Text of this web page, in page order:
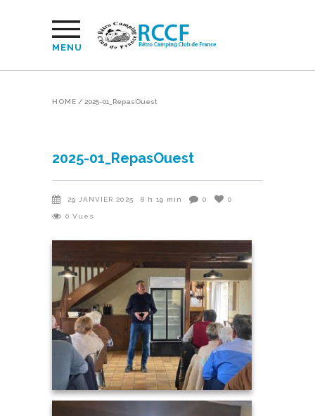
MENU
HOME / 2025-01_RepasOuest
2025-01_RepasOuest
29 JANVIER 2025 8 h 19 min 0 0
0 Vues